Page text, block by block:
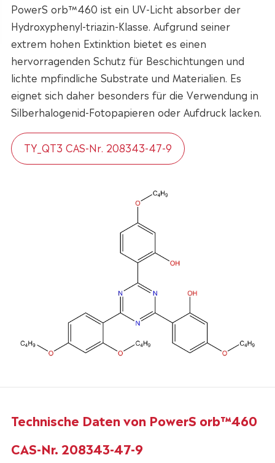
PowerS orb™460 ist ein UV-Licht absorber der
Hydroxyphenyl-triazin-Klasse. Aufgrund seiner
extrem hohen Extinktion bietet es einen
hervorragenden Schutz für Beschichtungen und
lichte mpfindliche Substrate und Materialien. Es
eignet sich daher besonders für die Verwendung in
Silberhalogenid-Fotopapieren oder Aufdruck lacken.
TY_QT3 CAS-Nr. 208343-47-9
Technische Daten von PowerS orb™460
CAS-Nr. 208343-47-9